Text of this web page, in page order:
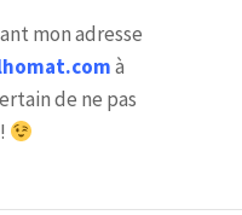
mon adresse
à
de ne pas